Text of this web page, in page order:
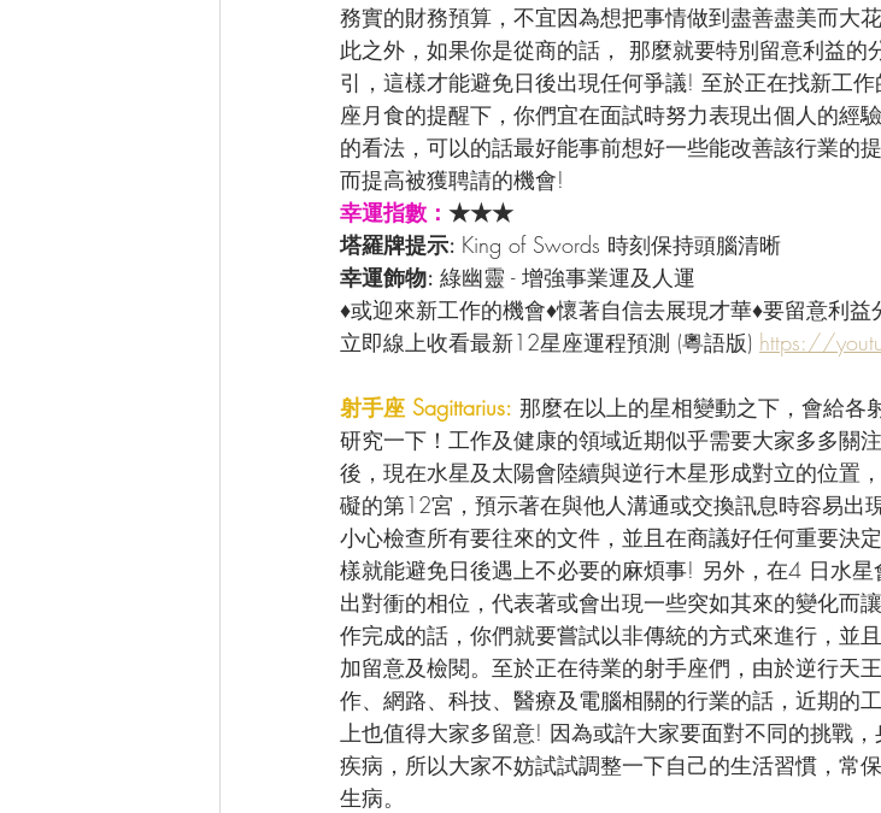
務實的財務預算，不宜因為想把事情做到盡善盡美而大
此之外，如果你是從商的話， 那麼就要特別留意利益的
引，這樣才能避免日後出現任何爭議! 至於正在找新工
座月食的提醒下，你們宜在面試時努力表現出個人的經
的看法，可以的話最好能事前想好一些能改善該行業的
而提高被獲聘請的機會!
幸運指數： ★★★
塔羅牌提示: King of Swords 時刻保持頭腦清晰
幸運飾物: 綠幽靈 - 增強事業運及人運
♦或迎來新工作的機會♦懷著自信去展現才華♦要留意利
立即線上收看最新12星座運程預測 (粵語版) https://
射手座 Sagittarius: 那麼在以上的星相變動之下，會給各
研究一下！工作及健康的領域近期似乎需要大家多多關
後，現在水星及太陽會陸續與逆行木星形成對立的位置
礙的第12宮，預示著在與他人溝通或交換訊息時容易出
小心檢查所有要往來的文件，並且在商議好任何重要決
樣就能避免日後遇上不必要的麻煩事! 另外，在4 日水
出對衝的相位，代表著或會出現一些突如其來的變化而
作完成的話，你們就要嘗試以非傳統的方式來進行，並
加留意及檢閱。至於正在待業的射手座們，由於逆行天
作、網路、科技、醫療及電腦相關的行業的話，近期的
上也值得大家多留意! 因為或許大家要面對不同的挑戰
疾病，所以大家不妨試試調整一下自己的生活習慣，常
生病。